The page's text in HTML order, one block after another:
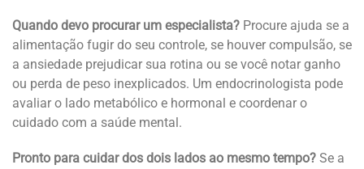
Quando devo procurar um especialista? Procure ajuda se a
alimentação fugir do seu controle, se houver compulsão, se
a ansiedade prejudicar sua rotina ou se você notar ganho
ou perda de peso inexplicados. Um endocrinologista pode
avaliar o lado metabólico e hormonal e coordenar o
cuidado com a saúde mental.
Pronto para cuidar dos dois lados ao mesmo tempo? Se a